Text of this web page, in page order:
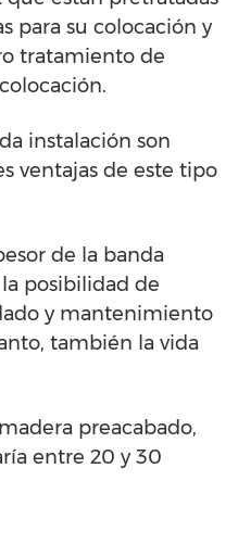
para su colocación y
tratamiento de
instalación son
ventajas de este tipo
de la banda
posibilidad de
y mantenimiento
también la vida
preacabado,
entre 20 y 30